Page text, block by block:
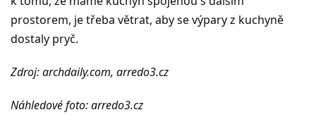
prostorem, je třeba větrat, aby se výpary z kuchyně
dostaly pryč.
Zdroj: archdaily.com, arredo3.cz
Náhledové foto: arredo3.cz